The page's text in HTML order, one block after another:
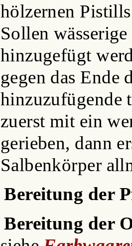
hölzernen
Sollen
hinzugefügt
gegen das Ende
hinzuzufügende
zuerst mit ein
gerieben, dann
Salbenkörper
Bereitung der
Bereitung der